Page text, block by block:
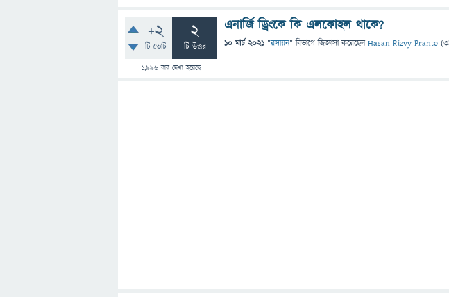
+2
টি ভোট
2
টি উত্তর
1,996 বার দেখা হয়েছে
এনার্জি ড্রিংকে কি এলকোহল থাকে?
10 মার্চ 2021 "রসায়ন" বিভাগে জিজ্ঞাসাকরেছেনHasan Rizvy Pranto (